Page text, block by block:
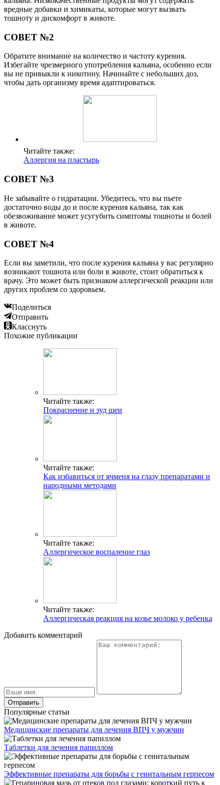
вредные добавки и химикаты, которые могут вызвать
тошноту и дискомфорт в животе.
СОВЕТ №2
Обратите внимание на количество и частоту курения.
Избегайте чрезмерного употребления кальяна, особенно если
вы не привыкли к никотину. Начинайте с небольших доз,
чтобы дать организму время адаптироваться.
Читайте также:
Аллергия на пластырь
СОВЕТ №3
Не забывайте о гидратации. Убедитесь, что вы пьете
достаточно воды до и после курения кальяна, так как
обезвоживание может усугубить симптомы тошноты и болей
в животе.
СОВЕТ №4
Если вы заметили, что после курения кальяна у вас регулярно
возникают тошнота или боли в животе, стоит обратиться к
врачу. Это может быть признаком аллергической реакции или
других проблем со здоровьем.
Поделиться
Отправить
Класснуть
Похожие публикации
Читайте также:
Покраснение и зуд шеи
Читайте также:
Как избавиться от ячменя на глазу препаратами и
народными методами
Читайте также:
Аллергическое воспаление глаз
Читайте также:
Аллергическая реакция на козье молоко у ребенка
Добавить комментарий
Популярные статьи
Медицинские препараты для лечения ВПЧ у мужчин
Таблетки для лечения папиллом
Эффективные препараты для борьбы с генитальным герпесом